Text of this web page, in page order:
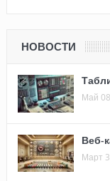
НОВОСТИ
Май
Веб-
Март